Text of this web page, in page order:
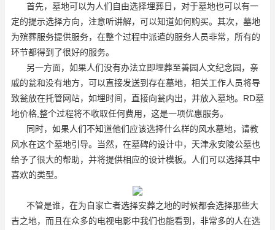
首先，墓地可以为人们自由选择埋葬日，对于墓地也可以有一
定的提示选择方向，注意听讲解，可以知道如何购买。其次，墓地
为殡葬服务提供服务，在整个过程中派遣的服务人员非常，所有的
环节都得到了很好的服务。
另一方面，如果人们没有办法立即埋葬至善园人文纪念园 ，亲
戚的瓮和没有地方，可以直接发送到存在墓地，相关工作人员将导
致瓮放在托管网站，如埋时间，直接向瓮内出，并放入墓地。RD墓
地价格 ,整个过程将不收取任何费用，这是一项优惠服务。
同时，如果人们不知道他们应该选择什么样的风水墓地，请教
风水在这个墓地引导。当然，在墓碑的设计中，天津永安陵公墓也
给予了很大的帮助，并将提供相应的设计模板。人们可以选择其中
喜欢的类型。
不管是谁，在为自家亡者选择安葬之地的时候都会选择那些大
吉之地，而且在众多的电视电影中我们也能看到，非常多的人在选